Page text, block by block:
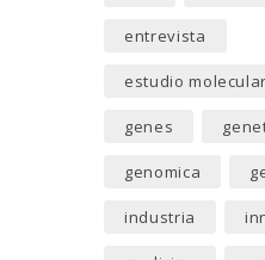
entrevista
estudio molecular
genes
genomica
industria